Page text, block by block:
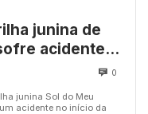
junina de
acidente;
0
junina Sol do Meu
acidente no início da